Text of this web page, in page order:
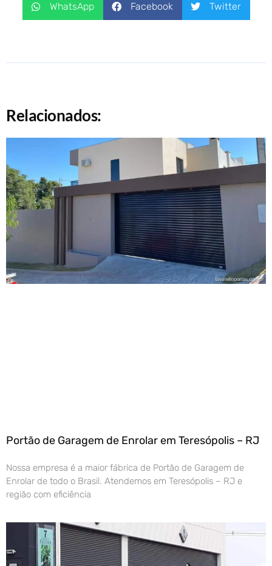
WhatsApp Facebook Twitter
Relacionados:
Portão de Garagem de Enrolar em Teresópolis – RJ
Nossa empresa é a maior fábrica de Portão de Garagem de
Enrolar de todo o Brasil. Atendemos em Teresópolis – RJ e
região com eficiência